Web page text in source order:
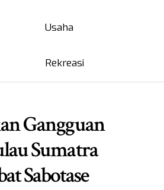
Usaha
Rekreasi
Gangguan
Sumatra
Sabotase